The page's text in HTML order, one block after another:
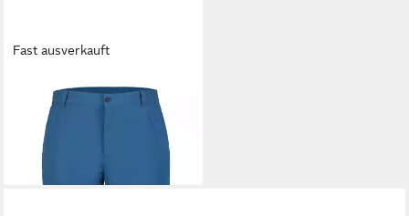
Fast ausverkauft
ICEPEAKShorts Berwyn
Outdoor Hose kurz (0-tlg)
49,99 €